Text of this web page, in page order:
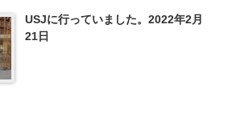
USJに行っていました。2022年2月
21日